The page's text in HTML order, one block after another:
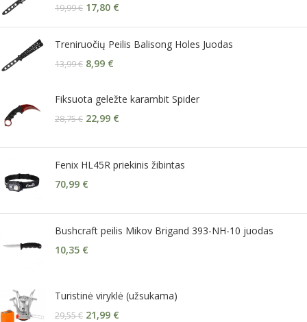
19,99€ 17,80 €
Treniruočių Peilis Balisong Holes Juodas
13,99€ 8,99 €
Fiksuota geležte karambit Spider
28,75€ 22,99 €
Fenix HL45R priekinis žibintas
70,99 €
Bushcraft peilis Mikov Brigand 393-NH-10 juodas
10,35 €
Turistinė viryklė (užsukama)
29,55€ 21,99 €